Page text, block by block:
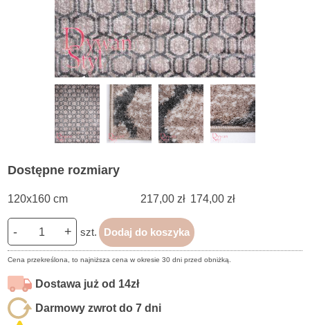
Dostępne rozmiary
120x160 cm 217,00 zł 174,00 zł
- + szt. Dodaj do koszyka
Cena przekreślona, to najniższa cena w okresie 30 dni przed obniżką.
Dostawa już od 14zł
Darmowy zwrot do 7 dni